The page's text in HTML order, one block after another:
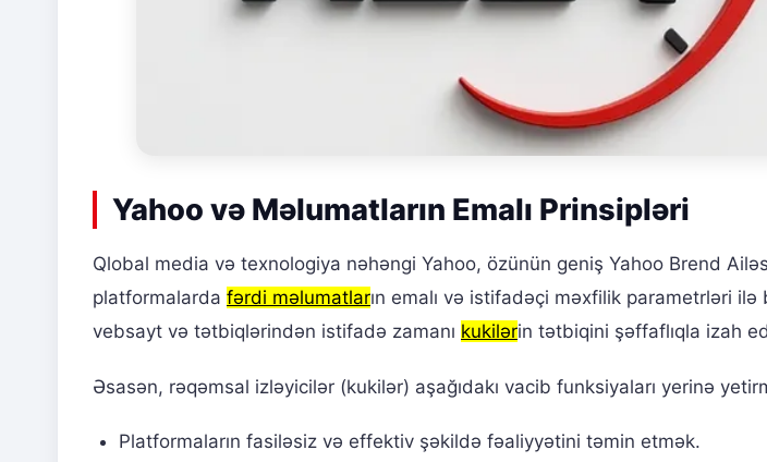
Yahoo və Məlumatların Emalı Prinsipləri
Qlobal media və texnologiya nəhəngi Yahoo, özünün geniş Yahoo Brend
platformalarda fərdi məlumatların emalı və istifadəçi məxfilik parametrləri ilə
vebsayt və tətbiqlərindən istifadə zamanı kukilərin tətbiqini şəffaflıqla izah
Əsasən, rəqəmsal izləyicilər (kukilər) aşağıdakı vacib funksiyaları yerinə
Platformaların fasiləsiz və effektiv şəkildə fəaliyyətini təmin etmək.